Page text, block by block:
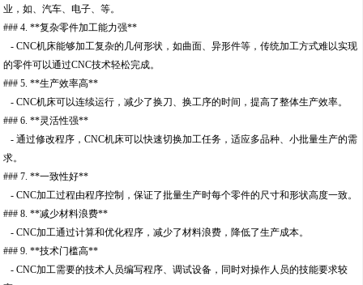
业，如、汽车、电子、等。
### 4. **复杂零件加工能力强**
- CNC机床能够加工复杂的几何形状，如曲面、异形件等，传统加工方式难以实现
的零件可以通过CNC技术轻松完成。
### 5. **生产效率高**
- CNC机床可以连续运行，减少了换刀、换工序的时间，提高了整体生产效率。
### 6. **灵活性强**
- 通过修改程序，CNC机床可以快速切换加工任务，适应多品种、小批量生产的需
求。
### 7. **一致性好**
- CNC加工过程由程序控制，保证了批量生产时每个零件的尺寸和形状高度一致。
### 8. **减少材料浪费**
- CNC加工通过计算和优化程序，减少了材料浪费，降低了生产成本。
### 9. **技术门槛高**
- CNC加工需要的技术人员编写程序、调试设备，同时对操作人员的技能要求较